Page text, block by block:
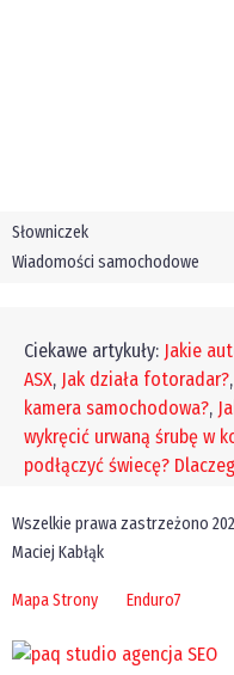
Słowniczek
Wiadomości samochodowe
Ciekawe artykuły: Jakie
ASX, Jak działa fotoradar?,
kamera samochodowa?,
wykręcić urwaną śrubę w
podłączyć świecę?
Wszelkie prawa zastrzeżono
Maciej Kabłąk
Mapa Strony Enduro7